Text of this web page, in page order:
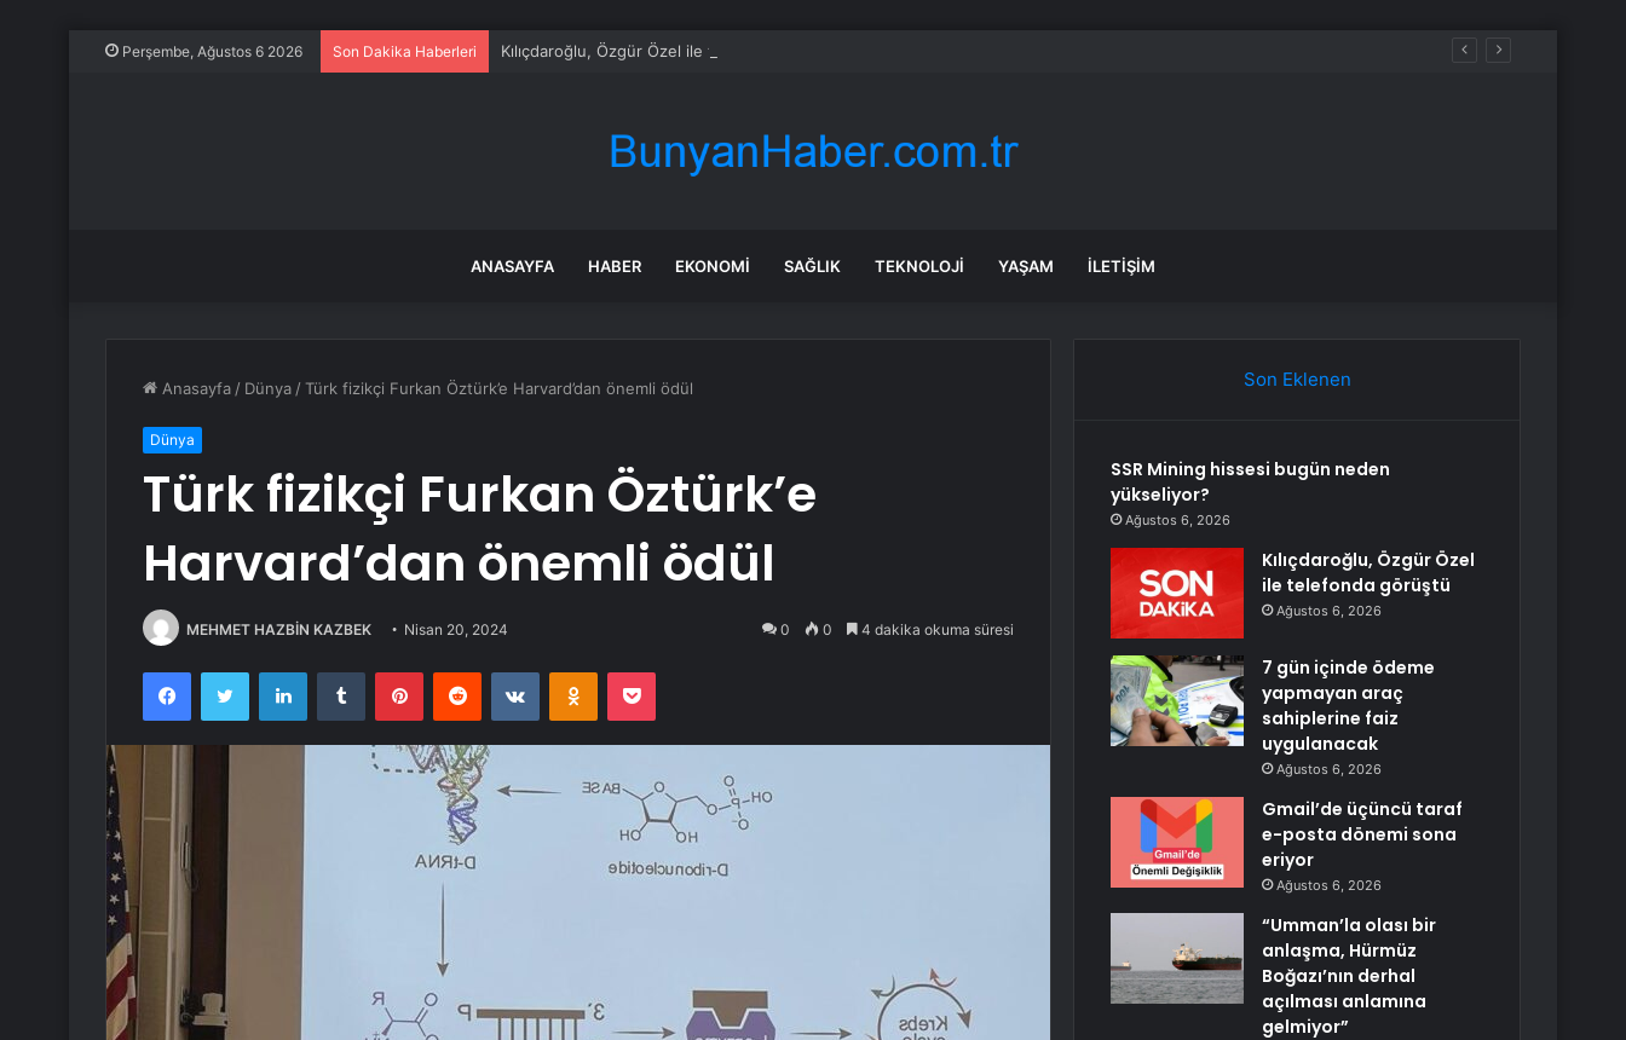
Perşembe, Ağustos 6 2026 Son Dakika Haberleri Kılıçdaroğlu, Özgür Özel ile telefonda görüştü
ANASAYFA HABER EKONOMI SAĞLIK TEKNOLOJI YAŞAM İLETIŞIM
Anasayfa / Dünya /Türk fizikçi Furkan Öztürk’e Harvard’dan önemli ödül
Dünya
Türk fizikçi Furkan Öztürk’e
Harvard’dan önemli ödül
MEHMET HAZBİN KAZBEK Nisan 20, 2024 0 0 4 dakika okuma süresi
FacebookTwitter LinkedInTumblr PinterestReddit VKontakteOdnoklassniki
Pocket
Son Eklenen
SSR Mining hissesi bugün neden
yükseliyor?
Ağustos 6, 2026
Kılıçdaroğlu, Özgür Özel
ile telefonda görüştü
Ağustos 6, 2026
7 gün içinde ödeme
yapmayan araç
sahiplerine faiz
uygulanacak
Ağustos 6, 2026
Gmail’de üçüncü taraf
e-posta dönemi sona
eriyor
Ağustos 6, 2026
“Umman’la olası bir
anlaşma, Hürmüz
Boğazı’nın derhal
açılması anlamına
gelmiyor”